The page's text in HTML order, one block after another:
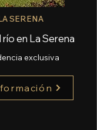
SERENA
en La Serena
exclusiva